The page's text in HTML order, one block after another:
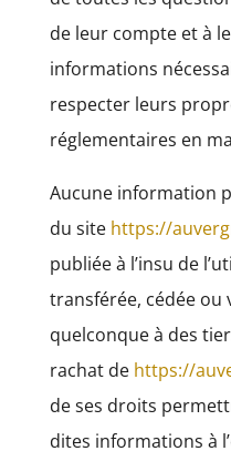
de leur compte et à
informations
respecter leurs
réglementaires en
Aucune information
du site https://
publiée à l’insu de
transférée, cédée
quelconque à des
rachat de https://
de ses droits
dites informations à